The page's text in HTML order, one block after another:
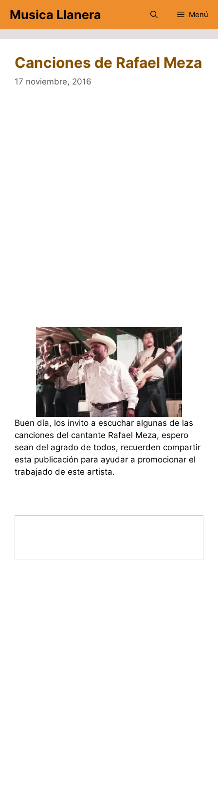
contenido
Musica Llanera Menú
Canciones de Rafael Meza
17 noviembre, 2016
Buen día, los invito a escuchar algunas de las
canciones del cantante Rafael Meza, espero
sean del agrado de todos, recuerden compartir
esta publicación para ayudar a promocionar el
trabajado de este artista.